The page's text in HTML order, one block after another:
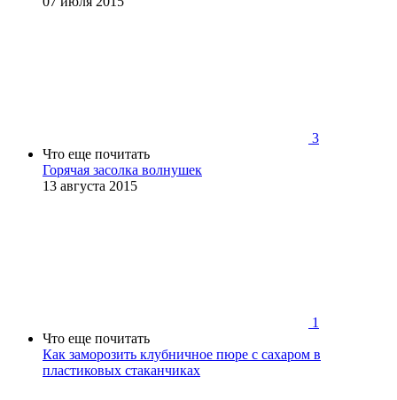
3
Что еще почитать
Горячая засолка волнушек
13 августа 2015
1
Что еще почитать
Как заморозить клубничное пюре с сахаром в
пластиковых стаканчиках